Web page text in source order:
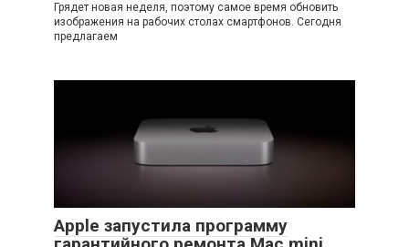
Грядет новая неделя, поэтому самое время обновить
изображения на рабочих столах смартфонов. Сегодня
предлагаем
Apple запустила программу